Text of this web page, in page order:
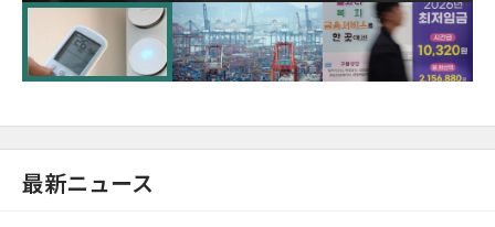
に需給対応体制を点検
最新ニュース